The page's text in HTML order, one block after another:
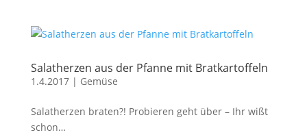
Salatherzen aus der Pfanne mit Bratkartoffeln
1.4.2017| Gemüse
Salatherzen braten?! Probieren geht über – Ihr wißt
schon…